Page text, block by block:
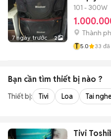
7 ngày trước 2
101 - 300W
Thành
T 5.0 33 đã
Bạn cần tìm thiết bị nào ?
Thiết bị: Tivi Loa Tai nghe
Tivi